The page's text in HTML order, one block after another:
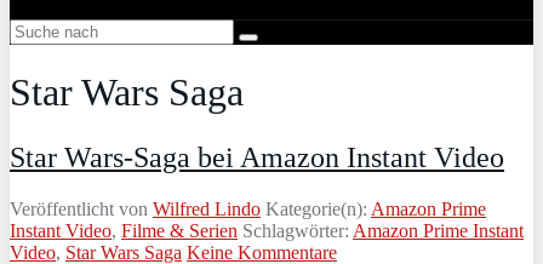
Star Wars Saga
Star Wars-Saga bei Amazon Instant Video
Veröffentlicht von Wilfred Lindo Kategorie(n): Amazon Prime
Instant Video, Filme & Serien Schlagwörter: Amazon Prime Instant
Video, Star Wars Saga Keine Kommentare